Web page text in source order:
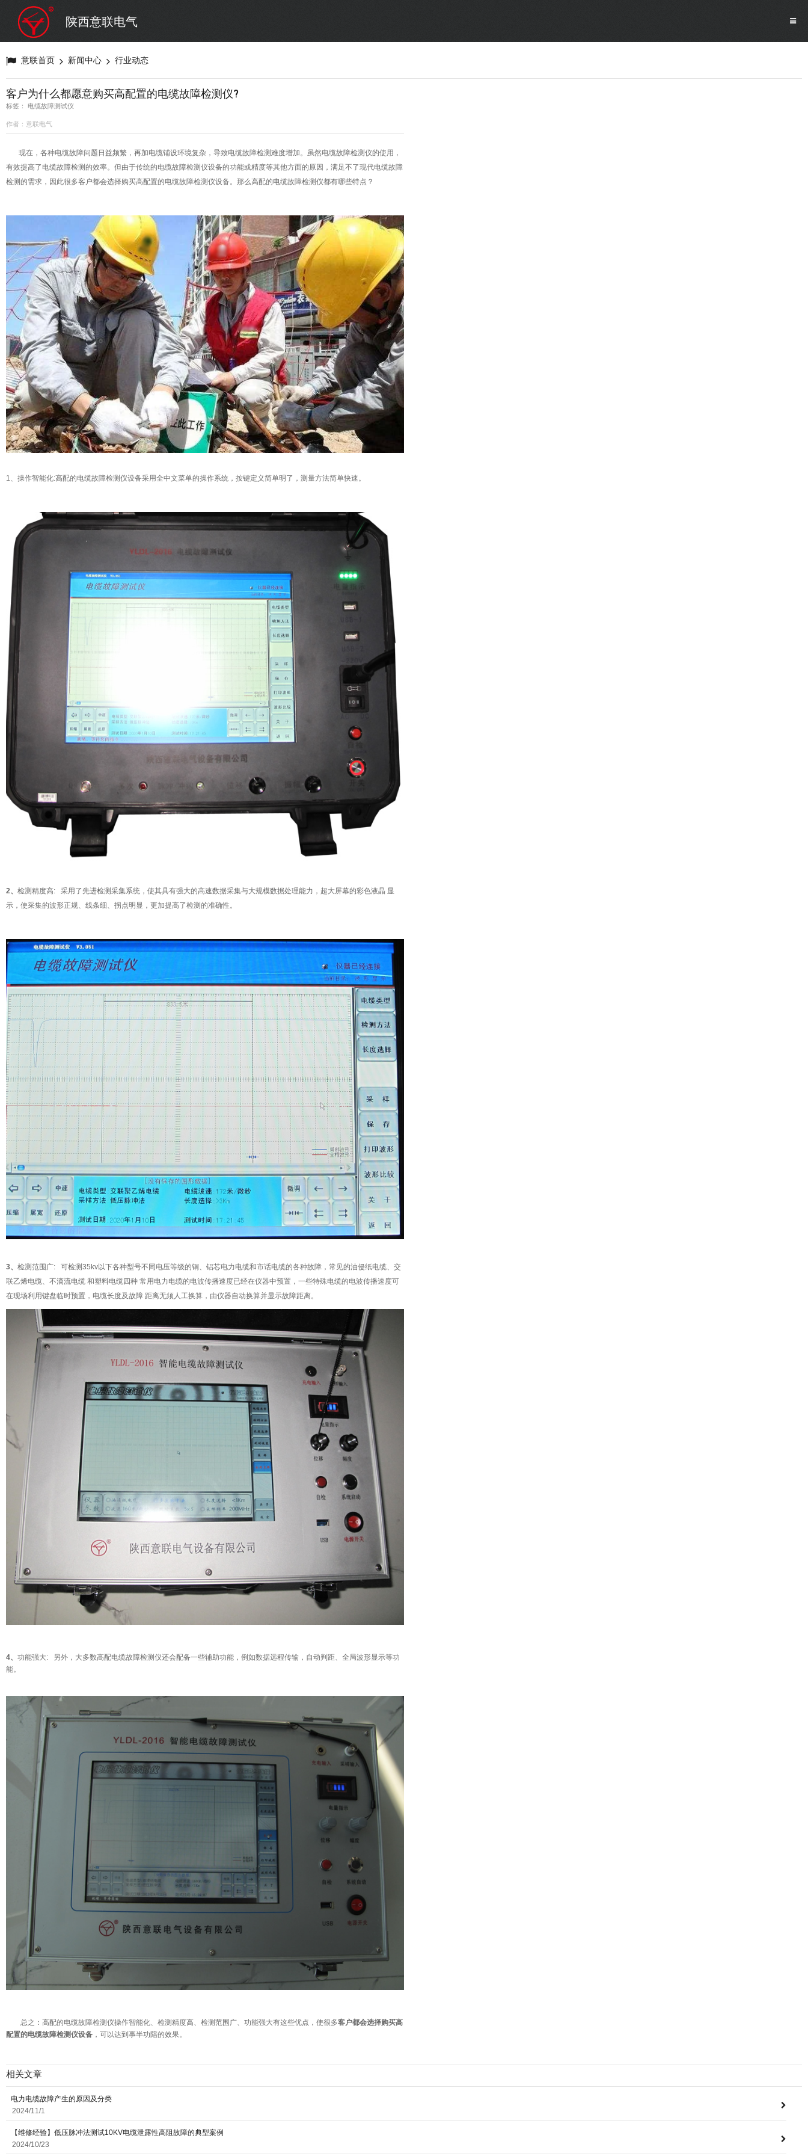
电力安全工器具
自动化
修试辅助设备
意联新品推荐
陕西意联电气
意联首页 新闻中心 行业动态
客户为什么都愿意购买高配置的电缆故障检测仪?
标签： 电缆故障测试仪
作者：意联电气
现在，各种电缆故障问题日益频繁，再加电缆铺设环境复杂，导致电缆故障检测难度增加。虽然电缆故障检测仪的使用，
有效提高了电缆故障检测的效率。但由于传统的电缆故障检测仪设备的功能或精度等其他方面的原因，满足不了现代电缆故障
检测的需求，因此很多客户都会选择购买高配置的电缆故障检测仪设备。那么高配的电缆故障检测仪都有哪些特点 ？
1、操作智能化:高配的电缆故障检测仪设备采用全中文菜单的操作系统，按键定义简单明了，测量方法简单快速。
2、 检测精度高: 采用了先进检测采集系统，使其具有强大的高速数据采集与大规模数据处理能力，超大屏幕的彩色液晶 显
示，使采集的波形正规、线条细、拐点明显，更加提高了检测的准确性。
3、 检测范围广: 可检测35kv以下各种型号不同电压等级的铜、铝芯电力电缆和市话电缆的各种故障，常见的油侵纸电缆、交
联乙烯电缆、不滴流电缆 和塑料电缆四种 常用电力电缆的电波传播速度已经在仪器中预置，一些特殊电缆的电波传播速度可
在现场利用键盘临时预置，电缆长度及故障 距离无须人工换算，由仪器自动换算并显示故障距离。
4、 功能强大:
另外，大多数高配电缆故障检测仪还会配备一些辅助功能，例如数据远程传输，自动判距、全局波形显示等功
能。
总之：高配的电缆故障检测仪操作智能化、检测精度高、检测范围广、功能强大有这些优点，使很多客户都会选择购买高
配置的电缆故障检测仪设备 ，可以达到事半功陪的效果。
相关文章
电力电缆故障产生的原因及分类
2024/11/1
【维修经验】低压脉冲法测试10KV电缆泄露性高阻故障的典型案例
2024/10/23